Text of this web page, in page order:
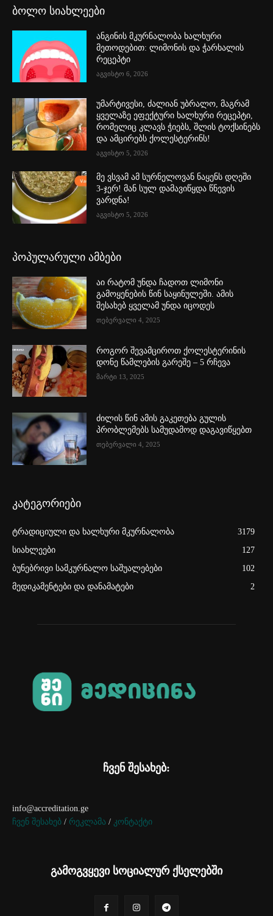
ბოლო სიახლეები
ანგინის მკურნალობა ხალხური
მეთოდებით: ლიმონის და ჭარხალის
რეცეპტი
აგვისტო 6, 2026
უმარტივესი, ძალიან უბრალო, მაგრამ
ყველაზე ეფექტური ხალხური რეცეპტი,
რომელიც კლავს ჭიებს, შლის ტოქსინებს
და ამცირებს ქოლესტერინს!
აგვისტო 5, 2026
მე ვსვამ ამ სურნელოვან ნაყენს დღეში
3-ჯერ! მან სულ დამავიწყდა წნევის
ვარდნა!
აგვისტო 5, 2026
პოპულარული ამბები
აი რატომ უნდა ჩადოთ ლიმონი
გამოყენების წინ საყინულეში. ამის
შესახებ ყველამ უნდა იცოდეს
თებერვალი 4, 2025
როგორ შევამციროთ ქოლესტერინის
დონე წამლების გარეშე – 5 რჩევა
მარტი 13, 2025
ძილის წინ ამის გაკეთება გულის
პრობლემებს სამუდამოდ დაგავიწყებთ
თებერვალი 4, 2025
კატეგორიები
ტრადიციული და ხალხური მკურნალობა
3179
სიახლეები
127
ბუნებრივი სამკურნალო საშუალებები
102
მედიკამენტები და დანამატები
2
ჩვენ შესახებ:
info@accreditation.ge
ჩვენ შესახებ / რეკლამა / კონტაქტი
გამოგვყევი სოციალურ ქსელებში